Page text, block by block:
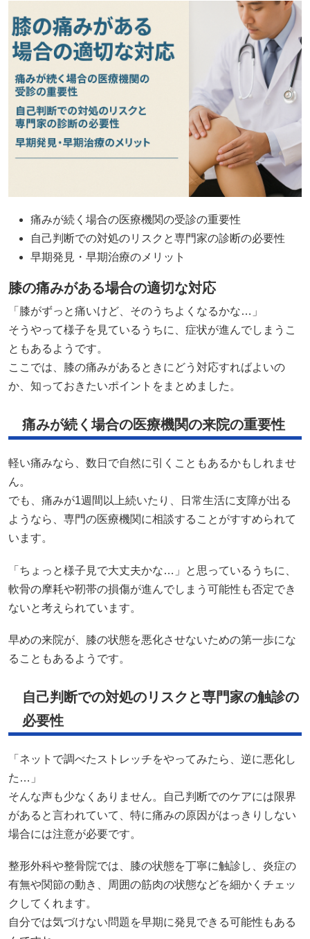
痛みが続く場合の医療機関の受診の重要性
自己判断での対処のリスクと専門家の診断の必要性
早期発見・早期治療のメリット
膝の痛みがある場合の適切な対応
「膝がずっと痛いけど、そのうちよくなるかな…」
そうやって様子を見ているうちに、症状が進んでしまうこ
ともあるようです。
ここでは、膝の痛みがあるときにどう対応すればよいの
か、知っておきたいポイントをまとめました。
痛みが続く場合の医療機関の来院の重要性
軽い痛みなら、数日で自然に引くこともあるかもしれませ
ん。
でも、痛みが1週間以上続いたり、日常生活に支障が出る
ようなら、専門の医療機関に相談することがすすめられて
います。
「ちょっと様子見で大丈夫かな…」と思っているうちに、
軟骨の摩耗や靭帯の損傷が進んでしまう可能性も否定でき
ないと考えられています。
早めの来院が、膝の状態を悪化させないための第一歩にな
ることもあるようです。
自己判断での対処のリスクと専門家の触診の
必要性
「ネットで調べたストレッチをやってみたら、逆に悪化し
た…」
そんな声も少なくありません。自己判断でのケアには限界
があると言われていて、特に痛みの原因がはっきりしない
場合には注意が必要です。
整形外科や整骨院では、膝の状態を丁寧に触診し、炎症の
有無や関節の動き、周囲の筋肉の状態などを細かくチェッ
クしてくれます。
自分では気づけない問題を早期に発見できる可能性もある